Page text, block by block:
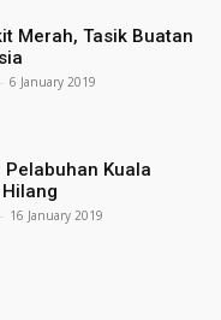
Merah, Tasik Buatan
- 6 January 2019
Pelabuhan Kuala
- 16 January 2019